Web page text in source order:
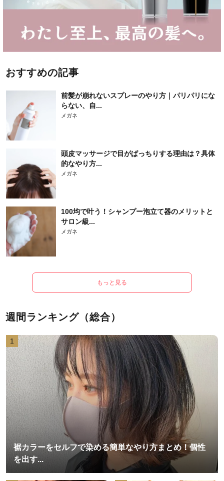
おすすめの記事
前髪が崩れないスプレーのやり方｜パリパリにな
らない、自...
メガネ
頭皮マッサージで目がぱっちりする理由は？具体
的なやり方...
メガネ
100均で叶う！シャンプー泡立て器のメリットと
サロン級...
メガネ
もっと見る
週間ランキング（総合）
1
裾カラーをセルフで染める簡単なやり方まとめ！個性
を出す...